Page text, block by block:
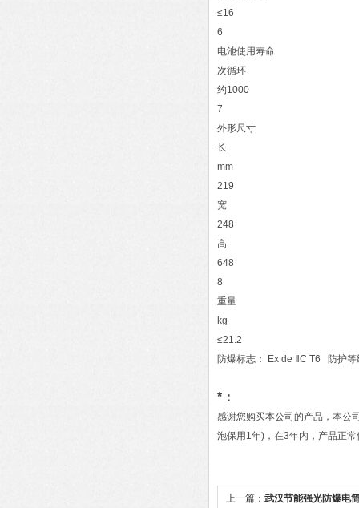
≤16
6
电池使用寿命
次循环
约1000
7
外形尺寸
长
mm
219
宽
248
高
648
8
重量
kg
≤21.2
防爆标志： Ex de ⅡC T6 防护等
*：
感谢您购买本公司的产品，本公
泡保用1年)，在3年内，产品正
上一篇： 武汉节能强光防爆电